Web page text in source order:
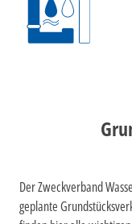
Der Zweckverband
geplante